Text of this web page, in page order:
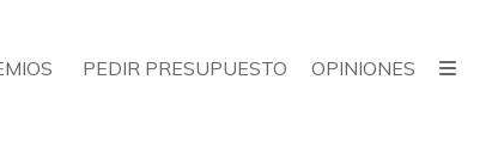
PEDIR PRESUPUESTO OPINIONES